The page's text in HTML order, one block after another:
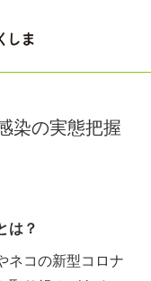
染の実態把握
は？
ネコの新型コロナ